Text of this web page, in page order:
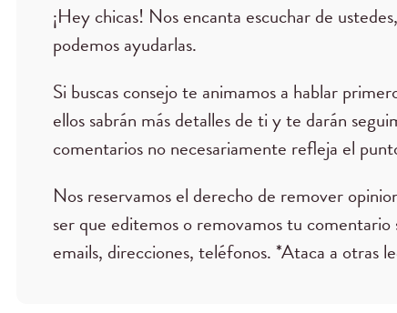
¡Hey chicas! Nos encanta escuchar de
podemos ayudarlas.
Si buscas consejo te animamos a hablar
ellos sabrán más detalles de ti y te darán
comentarios no necesariamente refleja el
Nos reservamos el derecho de remover
ser que editemos o removamos tu
emails, direcciones, teléfonos. *Ataca a otras